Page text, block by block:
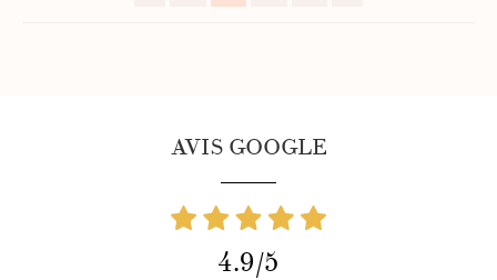
AVIS GOOGLE
4.9/5